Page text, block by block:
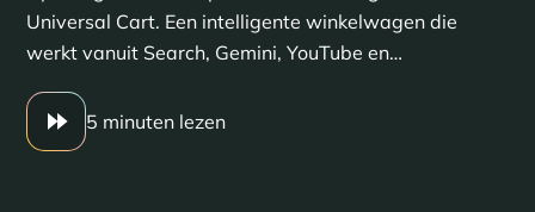
Universal Cart. Een intelligente winkelwagen die
werkt vanuit Search, Gemini, YouTube en…
5 minuten lezen